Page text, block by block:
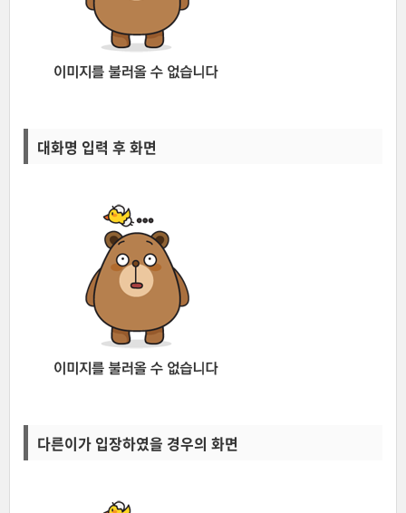
대화명 입력 후 화면
다른이가 입장하였을 경우의 화면